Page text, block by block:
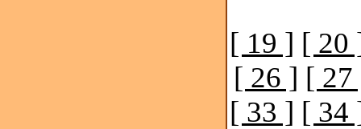
[ 19 ] [ 20
[ 26 ] [ 27
[ 33 ] [ 34